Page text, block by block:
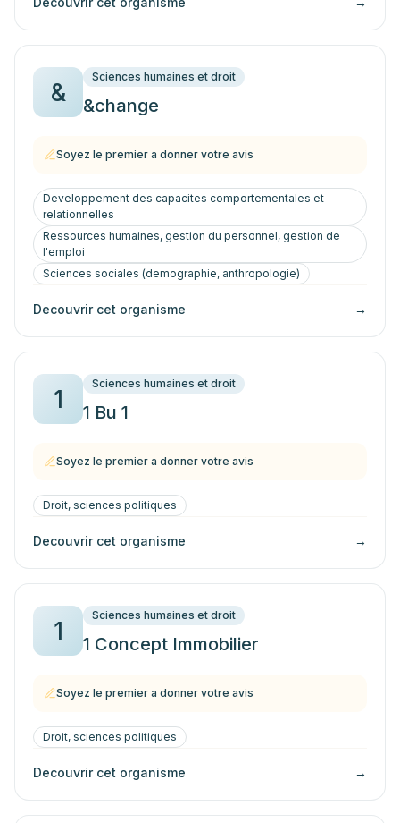
&
Sciences humaines et droit
&change
Soyez le premier a donner votre avis
Developpement des capacites comportementales et
relationnelles
Ressources humaines, gestion du personnel, gestion de
l'emploi
Sciences sociales (demographie, anthropologie)
Decouvrir cet organisme →
1
Sciences humaines et droit
1 Bu 1
Soyez le premier a donner votre avis
Droit, sciences politiques
Decouvrir cet organisme →
1
Sciences humaines et droit
1 Concept Immobilier
Soyez le premier a donner votre avis
Droit, sciences politiques
Decouvrir cet organisme →